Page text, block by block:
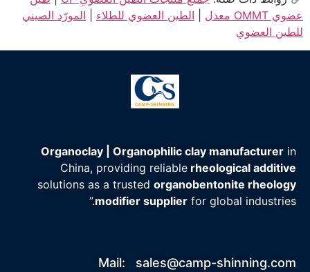
عضوي OMMT معدل
الطين العضوي للطلاء
المورّد الصيني
للطين العضوي
Organoclay | Organophilic clay manufacturer in
China, providing reliable rheological additive
solutions as a trusted organobentonite rheology
modifier supplier for global industries.”
Mail: sales@camp-shinning.com